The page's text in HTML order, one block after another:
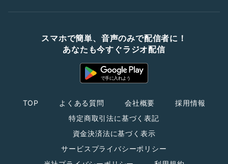
スマホで簡単、音声のみで配信者に！
あなたも今すぐラジオ配信
TOP よくある質問 会社概要
採用情報
特定商取引法に基づく表記
資金決済法に基づく表示
サービスプライバシーポリシー